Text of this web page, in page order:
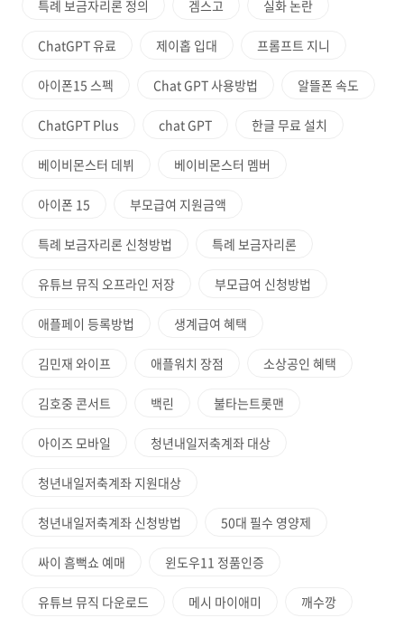
특례 보금자리론 정의 겜스고 실화 논란
ChatGPT 유료 제이홉 입대 프롬프트 지니
아이폰15 스펙 Chat GPT 사용방법 알뜰폰 속도
ChatGPT Plus chat GPT 한글 무료 설치
베이비몬스터 데뷔 베이비몬스터 멤버
아이폰 15 부모급여 지원금액
특례 보금자리론 신청방법 특례 보금자리론
유튜브 뮤직 오프라인 저장 부모급여 신청방법
애플페이 등록방법 생계급여 혜택
김민재 와이프 애플워치 장점 소상공인 혜택
김호중 콘서트 백린 불타는트롯맨
아이즈 모바일 청년내일저축계좌 대상
청년내일저축계좌 지원대상
청년내일저축계좌 신청방법 50대 필수 영양제
싸이 흠뻑쇼 예매 윈도우11 정품인증
유튜브 뮤직 다운로드 메시 마이애미 깨수깡